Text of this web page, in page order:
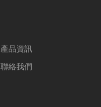
產品資訊
聯絡我們